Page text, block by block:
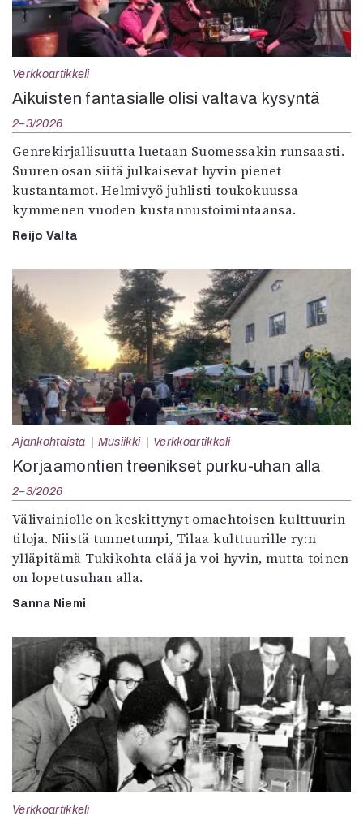
Verkkoartikkeli
Aikuisten fantasialle olisi valtava kysyntä
2–3/2026
Genrekirjallisuutta luetaan Suomessakin runsaasti.
Suuren osan siitä julkaisevat hyvin pienet
kustantamot. Helmivyö juhlisti toukokuussa
kymmenen vuoden kustannustoimintaansa.
Reijo Valta
Ajankohtaista Musiikki Verkkoartikkeli
Korjaamontien treenikset purku-uhan alla
2–3/2026
Välivainiolle on keskittynyt omaehtoisen kulttuurin
tiloja. Niistä tunnetumpi, Tilaa kulttuurille ry:n
ylläpitämä Tukikohta elää ja voi hyvin, mutta toinen
on lopetusuhan alla.
Sanna Niemi
Verkkoartikkeli